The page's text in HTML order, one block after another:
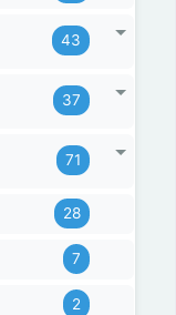
43
37
71
28
7
2